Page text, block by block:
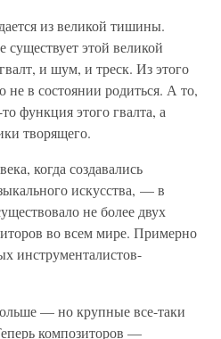
из великой тишины.
этой великой
и шум, и треск. Из этого
не в состоянии родиться. А то,
функция этого гвалта, а
творящего.
когда создавались
искусства, — в
не более двух
во всем мире. Примерно
инструменталистов-
— но крупные все-таки
композиторов —